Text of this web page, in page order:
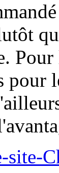
pour
site-